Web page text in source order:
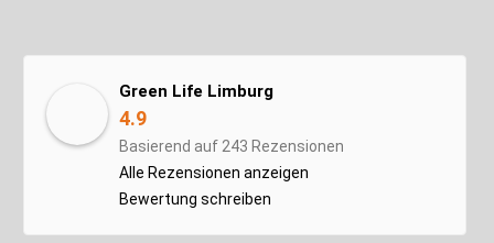
Green Life Limburg
4.9
Basierend auf 243 Rezensionen
Alle Rezensionen anzeigen
Bewertung schreiben